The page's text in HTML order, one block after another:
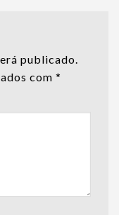
publicado.
com *